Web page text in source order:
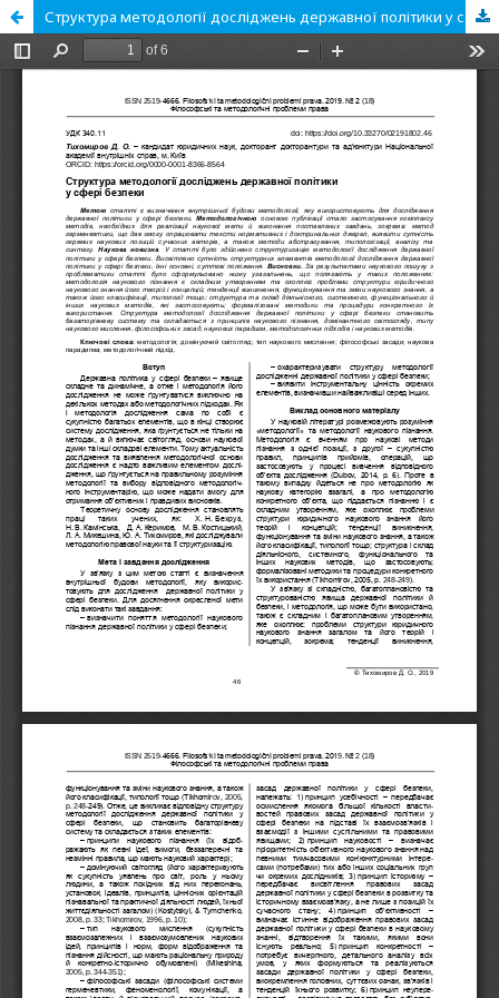
Структура методології досліджень державної політики у сфері безпеки